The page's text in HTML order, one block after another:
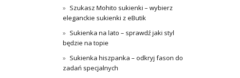
Szukasz Mohito sukienki – wybierz
eleganckie sukienki z eButik
Sukienka na lato – sprawdź jaki styl
będzie na topie
Sukienka hiszpanka – odkryj fason do
zadań specjalnych